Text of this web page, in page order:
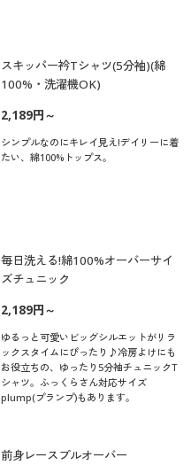
スキッパー衿Tシャツ(5分袖)(綿
100%・洗濯機OK)
2,189円～
シンプルなのにキレイ見え!デイリーに着
たい、綿100%トップス。
毎日洗える!綿100%オーバーサイ
ズチュニック
2,189円～
ゆるっと可愛いビッグシルエットがリラ
ックスタイムにぴったり♪冷房よけにも
お役立ちの、ゆったり5分袖チュニックT
シャツ。ふっくらさん対応サイズ
plump(プランプ)もあります。
前身レースプルオーバー